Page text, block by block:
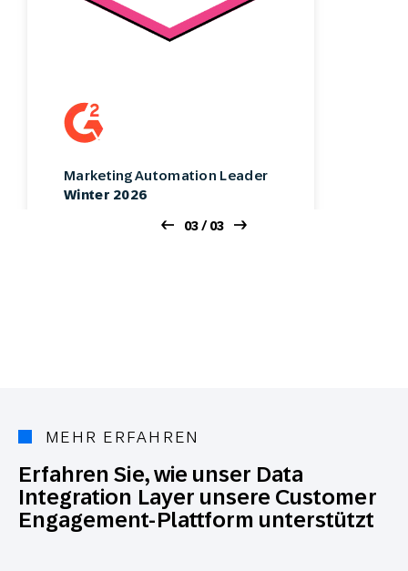
Magic Quadrant for Personalization engines
2023
01 / 03
Erfahren Sie, wie unser Data
Integration Layer unsere Customer
Engagement-Plattform unterstützt
MEHR ERFAHREN